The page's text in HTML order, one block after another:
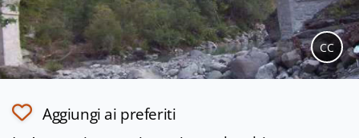
CC
Aggiungi ai preferiti